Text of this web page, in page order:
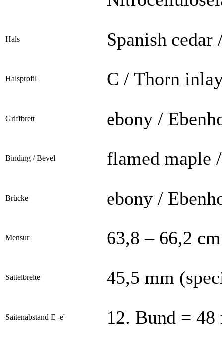
Hals Spanish cedar
Halsprofil C / Thorn
Griffbrett ebony /
Binding / Bevel flamed maple
Brücke ebony /
Mensur 63,8 – 66,2 cm
Sattelbreite 45,5 mm
Saitenabstand E -e' 12. Bund =